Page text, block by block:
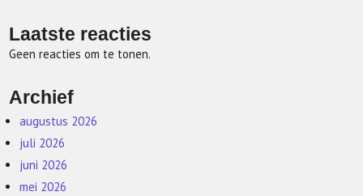
Laatste reacties
Geen reacties om te tonen.
Archief
augustus 2026
juli 2026
juni 2026
mei 2026